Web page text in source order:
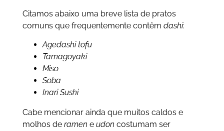
Citamos abaixo uma breve lista de pratos
comuns que frequentemente contêm dashi:
Agedashi tofu
Tamagoyaki
Miso
Soba
Inari Sushi
Cabe mencionar ainda que muitos caldos e
molhos de ramen e udon costumam ser